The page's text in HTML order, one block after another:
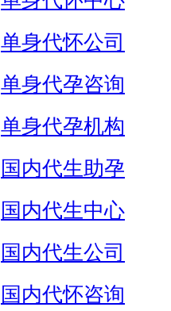
单身代怀公司
单身代孕咨询
单身代孕机构
国内代生助孕
国内代生中心
国内代生公司
国内代怀咨询